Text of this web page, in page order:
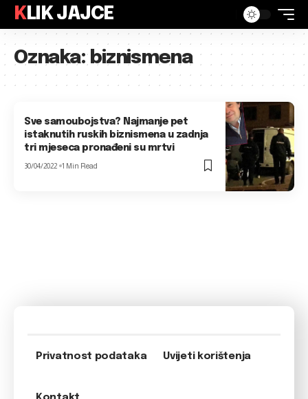
KLIK JAJCE
Oznaka:biznismena
Sve samoubojstva? Najmanje pet
istaknutih ruskih biznismena u zadnja
tri mjeseca pronađeni su mrtvi
30/04/2022 1 Min Read
Privatnost podataka Uvijeti korištenja